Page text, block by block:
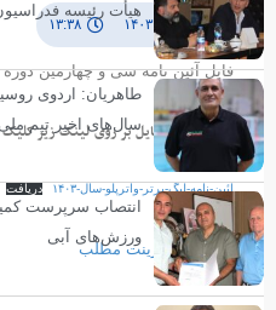
۳ مرداد ۱۴۰۳ ۱۳:۳۸
فایل آئین نامه سی و چهارمین
برای دریافت فایل بر روی لینک زیر
آیٔین-نامه-لیگ-برتر-واترپلو-سال-۱۴۰۳ دریافت
پرینت مطلب
هیأت رئیسه
طاهریان: اردوی
سال‌های اخیر تیم ملی
انتصاب سرپرست
ورزش‌های آبی